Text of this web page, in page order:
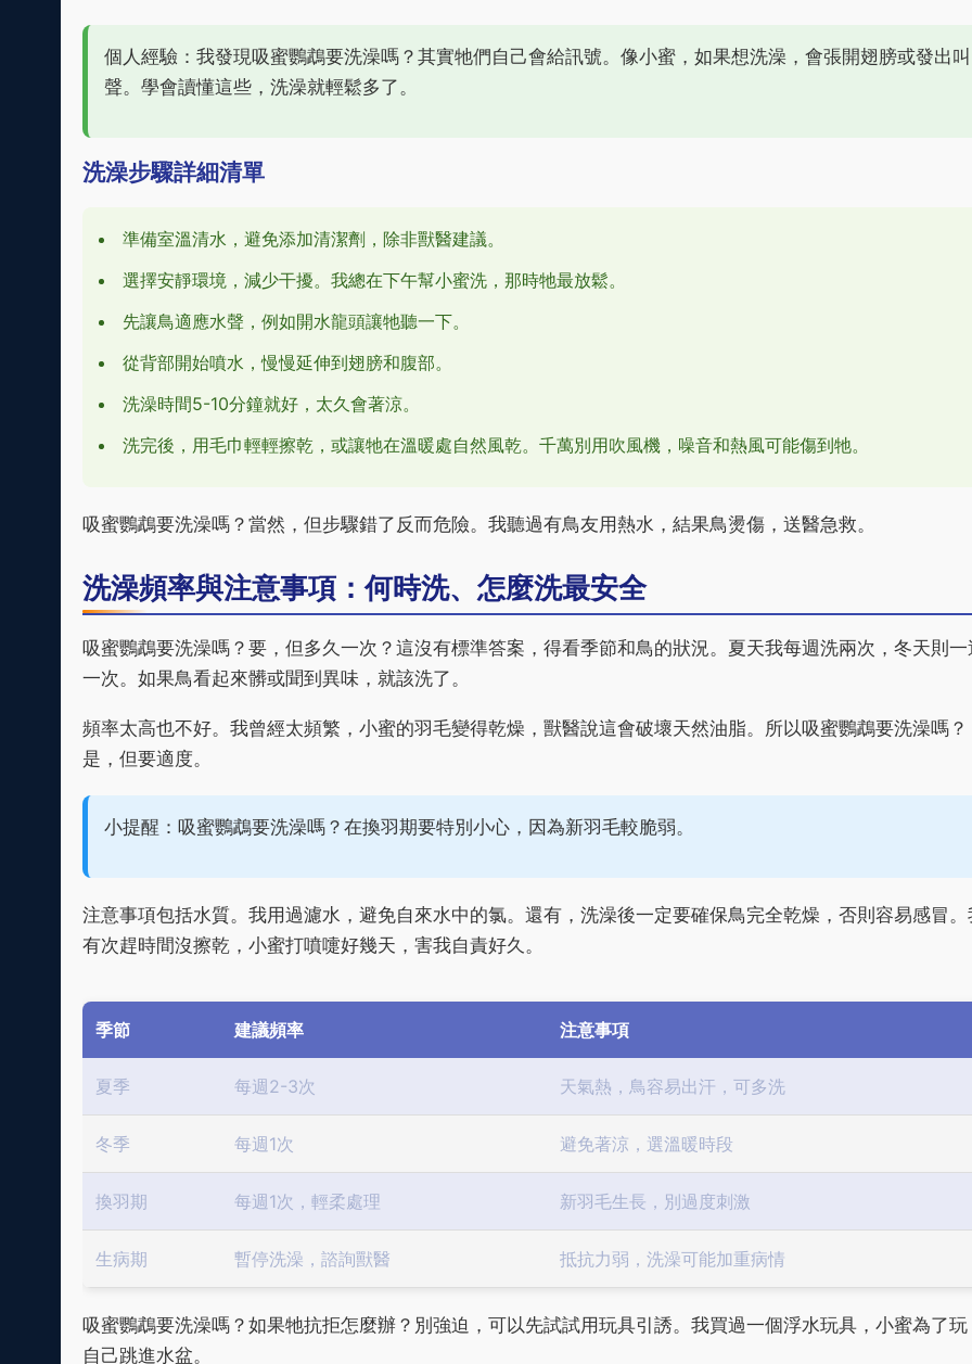
個人經驗：我發現吸蜜鸚鵡要洗澡嗎？其實牠們自己會給訊號。像小蜜，如果想洗澡，會張開翅膀或發出叫
聲。學會讀懂這些，洗澡就輕鬆多了。
洗澡步驟詳細清單
準備室溫清水，避免添加清潔劑，除非獸醫建議。
選擇安靜環境，減少干擾。我總在下午幫小蜜洗，那時牠最放鬆。
先讓鳥適應水聲，例如開水龍頭讓牠聽一下。
從背部開始噴水，慢慢延伸到翅膀和腹部。
洗澡時間5-10分鐘就好，太久會著涼。
洗完後，用毛巾輕輕擦乾，或讓牠在溫暖處自然風乾。千萬別用吹風機，噪音和熱風可能傷到牠。
吸蜜鸚鵡要洗澡嗎？當然，但步驟錯了反而危險。我聽過有鳥友用熱水，結果鳥燙傷，送醫急救。
洗澡頻率與注意事項：何時洗、怎麼洗最安全
吸蜜鸚鵡要洗澡嗎？要，但多久一次？這沒有標準答案，得看季節和鳥的狀況。夏天我每週洗兩次，冬天則一
一次。如果鳥看起來髒或聞到異味，就該洗了。
頻率太高也不好。我曾經太頻繁，小蜜的羽毛變得乾燥，獸醫說這會破壞天然油脂。所以吸蜜鸚鵡要洗澡嗎？
是，但要適度。
小提醒：吸蜜鸚鵡要洗澡嗎？在換羽期要特別小心，因為新羽毛較脆弱。
注意事項包括水質。我用過濾水，避免自來水中的氯。還有，洗澡後一定要確保鳥完全乾燥，否則容易感冒。
有次趕時間沒擦乾，小蜜打噴嚏好幾天，害我自責好久。
季節 建議頻率 注意事項
夏季 每週2-3次 天氣熱，鳥容易出汗，可多洗
冬季 每週1次 避免著涼，選溫暖時段
換羽期 每週1次，輕柔處理 新羽毛生長，別過度刺激
生病期 暫停洗澡，諮詢獸醫 抵抗力弱，洗澡可能加重病情
吸蜜鸚鵡要洗澡嗎？如果牠抗拒怎麼辦？別強迫，可以先試試用玩具引誘。我買過一個浮水玩具，小蜜為了玩
自己跳進水盆。